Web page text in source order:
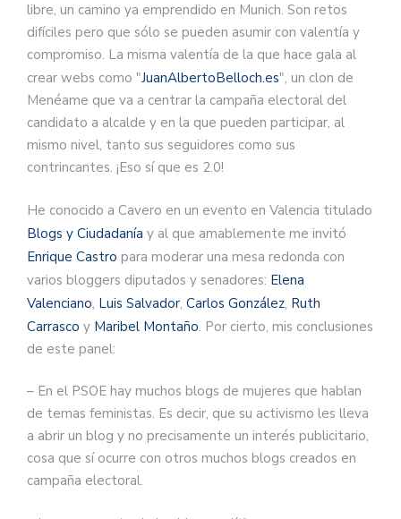
libre, un camino ya emprendido en Munich. Son retos
difíciles pero que sólo se pueden asumir con valentía y
compromiso. La misma valentía de la que hace gala al
crear webs como "JuanAlbertoBelloch.es", un clon de
Menéame que va a centrar la campaña electoral del
candidato a alcalde y en la que pueden participar, al
mismo nivel, tanto sus seguidores como sus
contrincantes. ¡Eso sí que es 2.0!
He conocido a Cavero en un evento en Valencia titulado
Blogs y Ciudadanía y al que amablemente me invitó
Enrique Castro para moderar una mesa redonda con
varios bloggers diputados y senadores: Elena
Valenciano, Luis Salvador, Carlos González, Ruth
Carrasco y Maribel Montaño. Por cierto, mis conclusiones
de este panel:
– En el PSOE hay muchos blogs de mujeres que hablan
de temas feministas. Es decir, que su activismo les lleva
a abrir un blog y no precisamente un interés publicitario,
cosa que sí ocurre con otros muchos blogs creados en
campaña electoral.